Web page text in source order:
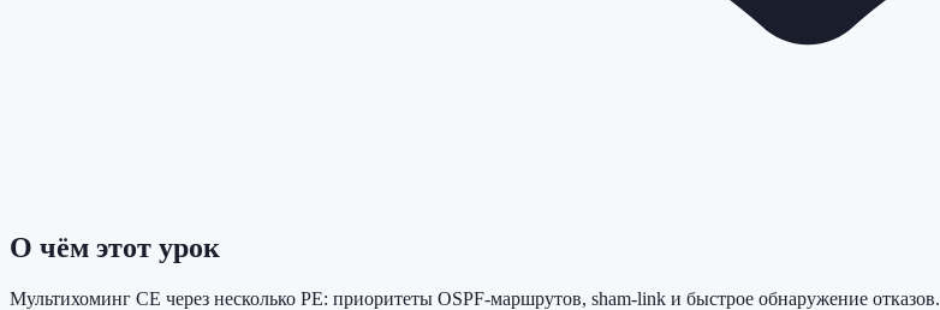
О чём этот урок
Мультихоминг CE через несколько PE: приоритеты OSPF-маршрутов, sham-link и быстрое обнаружение отказов.